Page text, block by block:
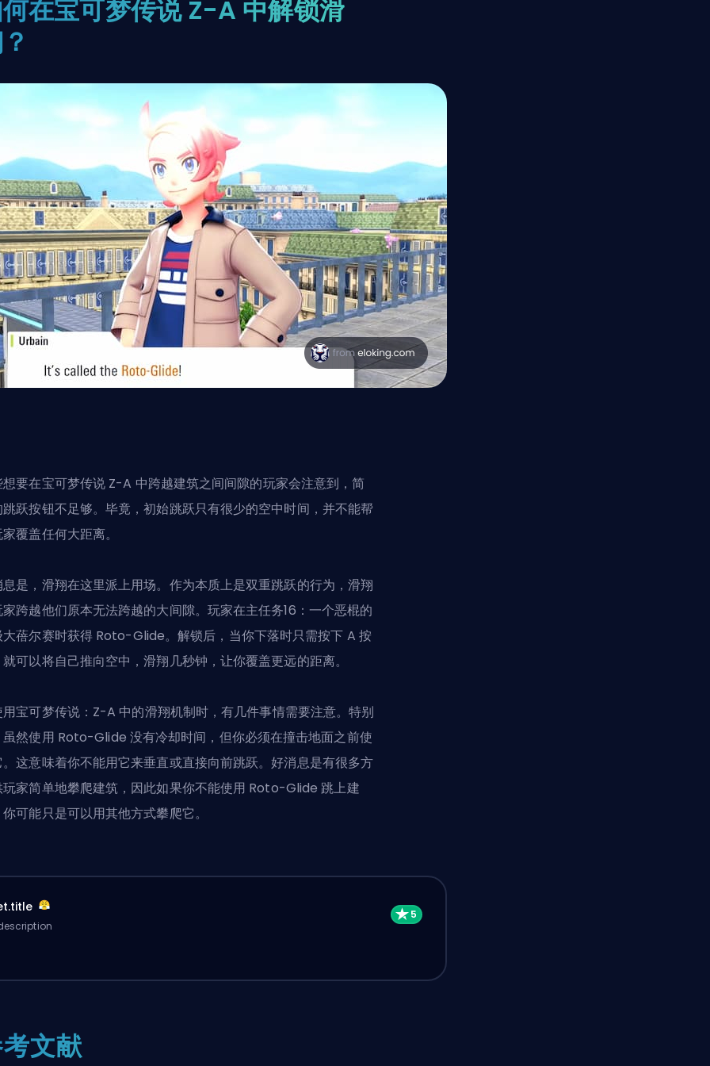
在宝可梦传说 Z-A 中解锁滑
要在宝可梦传说 Z-A 中跨越建筑之间间隙的玩家会注意到，简
跃按钮不足够。毕竟，初始跳跃只有很少的空中时间，并不能帮
覆盖任何大距离。
是，滑翔在这里派上用场。作为本质上是双重跳跃的行为，滑翔
跨越他们原本无法跨越的大间隙。玩家在主任务16：一个恶棍的
大蓓尔赛时获得 Roto-Glide。解锁后，当你下落时只需按下 A 按
可以将自己推向空中，滑翔几秒钟，让你覆盖更远的距离。
宝可梦传说：Z-A 中的滑翔机制时，有几件事情需要注意。特别
虽然使用 Roto-Glide 没有冷却时间，但你必须在撞击地面之前使
这意味着你不能用它来垂直或直接向前跳跃。好消息是有很多方
玩家简单地攀爬建筑，因此如果你不能使用 Roto-Glide 跳上建
可能只是可以用其他方式攀爬它。
文献